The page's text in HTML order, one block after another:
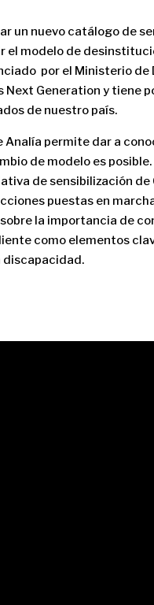
un nuevo catálogo de
el modelo de
por el Ministerio de
Generation y tiene
de nuestro país.
Analía permite dar a
de modelo es
de sensibilización de
puestas en
la importancia de
como elementos
discapacidad.